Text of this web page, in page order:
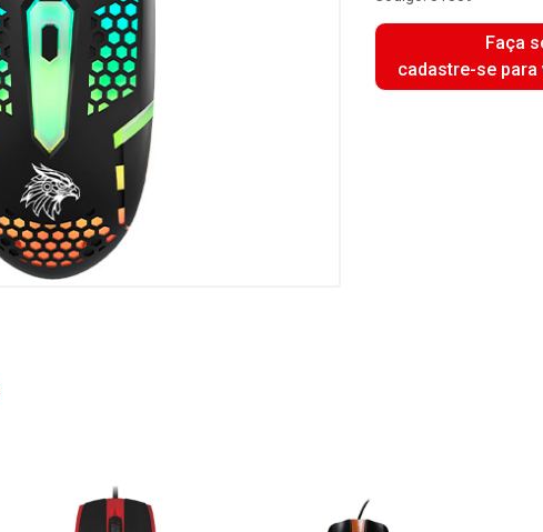
Faça
cadastre-se